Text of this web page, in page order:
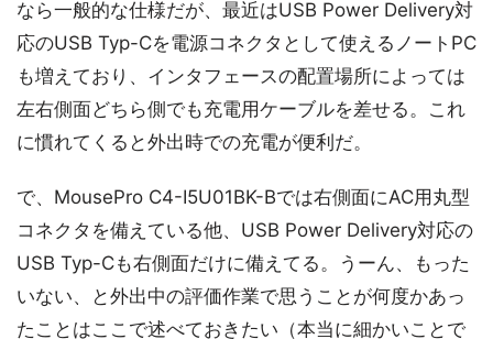
なら一般的な仕様だが、最近はUSB Power Delivery対
応のUSB Typ-Cを電源コネクタとして使えるノートPC
も増えており、インタフェースの配置場所によっては
左右側面どちら側でも充電用ケーブルを差せる。これ
に慣れてくると外出時での充電が便利だ。
で、MousePro C4-I5U01BK-Bでは右側面にAC用丸型
コネクタを備えている他、USB Power Delivery対応の
USB Typ-Cも右側面だけに備えてる。うーん、もった
いない、と外出中の評価作業で思うことが何度かあっ
たことはここで述べておきたい（本当に細かいことで